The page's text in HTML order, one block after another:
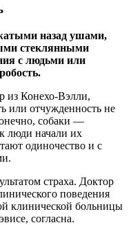
назад ушами,
стеклянными
с людьми или
из Конехо-Вэлли,
или отчужденность не
собаки —
люди начали их
одиночество и с
страха. Доктор
поведения
клинической больницы
согласна.